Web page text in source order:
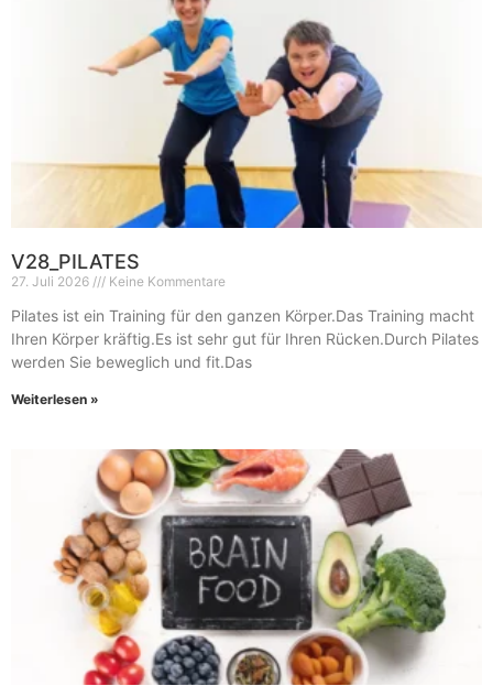
V28_PILATES
27. Juli 2026 Keine Kommentare
Pilates ist ein Training für den ganzen Körper.Das Training macht
Ihren Körper kräftig.Es ist sehr gut für Ihren Rücken.Durch Pilates
werden Sie beweglich und fit.Das
Weiterlesen »